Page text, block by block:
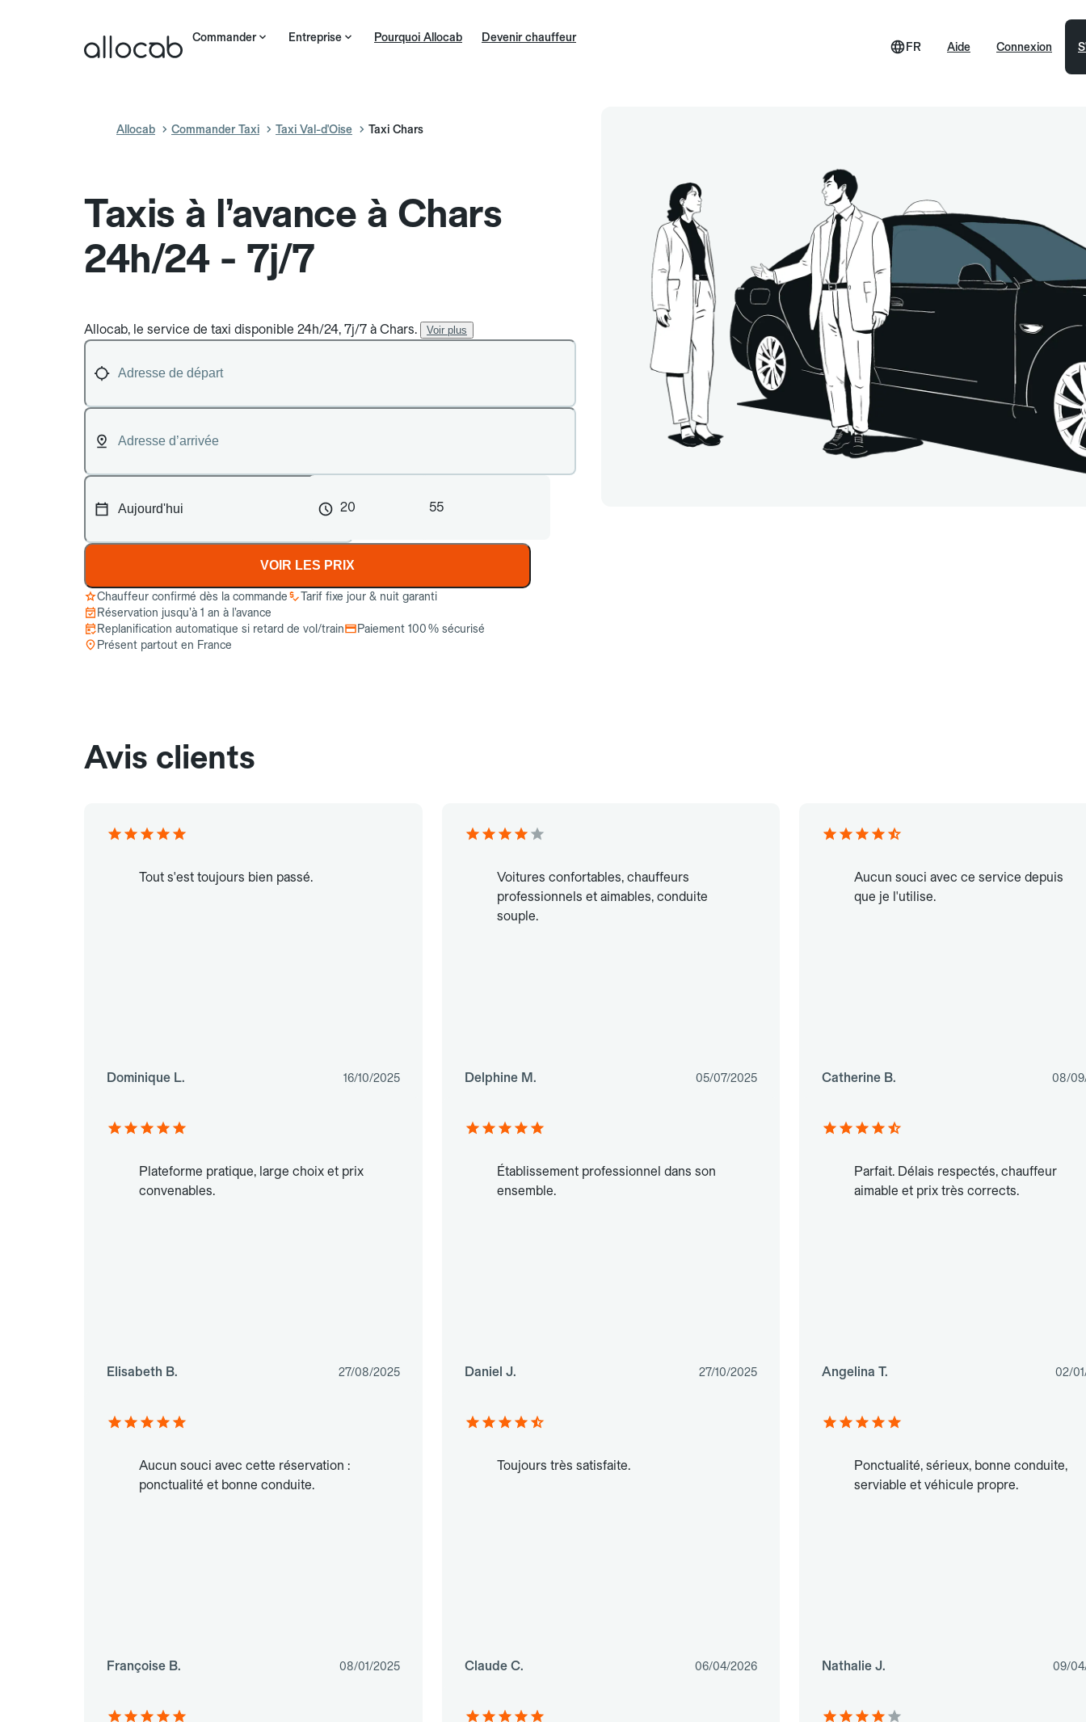
Commander Entreprise Pourquoi Allocab Devenir chauffeur
Aide
FR Connexion
Allocab Commander Taxi Taxi Val-d'Oise Taxi Chars
Taxis à l’avance à Chars
24h/24 - 7j/7
Allocab, le service de taxi disponible 24h/24, 7j/7 à Chars. Voir plus
20 55
VOIR LES PRIX
Chauffeur confirmé dès la commande
Tarif fixe jour & nuit garanti
Réservation jusqu’à 1 an à l’avance
Replanification automatique si retard de vol/train
Paiement 100 % sécurisé
Présent partout en France
Avis clients
Tout s'est toujours bien passé.
Dominique L. 16/10/2025
Voitures confortables, chauffeurs
professionnels et aimables, conduite
souple.
Delphine M. 05/07/2025
Aucun souci avec ce service depuis
que je l'utilise.
Catherine B. 08/
Plateforme pratique, large choix et prix
convenables.
Elisabeth B. 27/08/2025
Établissement professionnel dans son
ensemble.
Daniel J. 27/10/2025
Parfait. Délais respectés, chauffeur
aimable et prix très corrects.
Angelina T. 02/
Aucun souci avec cette réservation :
ponctualité et bonne conduite.
Françoise B. 08/01/2025
Toujours très satisfaite.
Claude C. 06/04/2026
Ponctualité, sérieux, bonne conduite,
serviable et véhicule propre.
Nathalie J. 09/